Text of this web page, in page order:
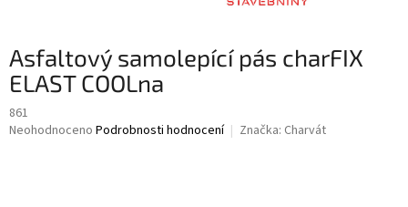
Asfaltový samolepící pás charFIX
ELAST COOLna
861
Průměrné
Neohodnoceno Podrobnosti hodnocení Značka: Charvát